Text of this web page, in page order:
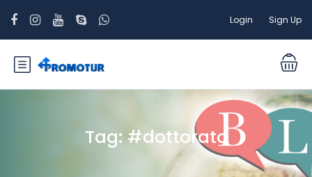
Login Sign Up
Tag:#dottorato